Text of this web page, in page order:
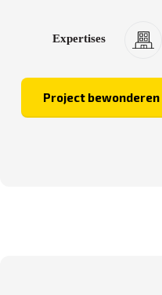
Expertises
Project bewonderen
Isala
en